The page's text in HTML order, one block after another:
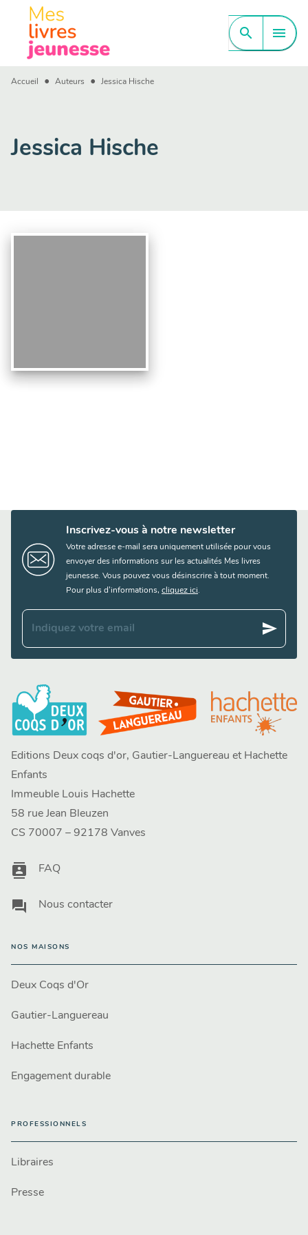
MENU CONTENU
PIED DE PAGE
search menu
Accueil • Auteurs • Jessica Hische
Jessica Hische
Inscrivez-vous à notre newsletter
Votre adresse e-mail sera uniquement utilisée pour vous
envoyer des informations sur les actualités Mes livres
jeunesse. Vous pouvez vous désinscrire à tout moment.
Pour plus d’informations, cliquez ici.
Indiquez votre email send
Editions Deux coqs d'or, Gautier-Languereau et Hachette
Enfants
Immeuble Louis Hachette
58 rue Jean Bleuzen
CS 70007 – 92178 Vanves
contacts FAQ
question_answer Nous contacter
NOS MAISONS
Deux Coqs d'Or
Gautier-Languereau
Hachette Enfants
Engagement durable
PROFESSIONNELS
Libraires
Presse